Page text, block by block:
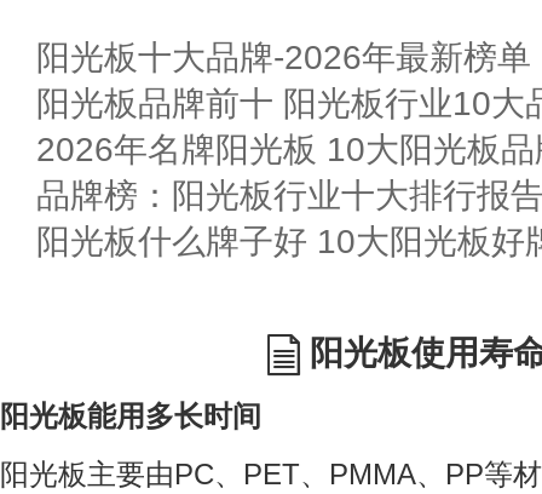
阳光板十大品牌-2026年最新榜单
阳光板品牌前十 阳光板行业10大
2026年名牌阳光板 10大阳光板
阳光板什么牌子好 10大阳光板好
阳光板使用寿
阳光板能用多长时间
阳光板主要由PC、PET、PMMA、PP等